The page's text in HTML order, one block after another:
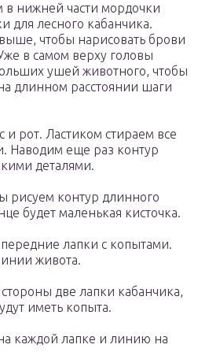
в нижней части мордочки
для лесного кабанчика.
чтобы нарисовать брови
в самом верху головы
ушей животного, чтобы
длинном расстоянии шаги
и рот. Ластиком стираем все
Наводим еще раз контур
деталями.
рисуем контур длинного
будет маленькая кисточка.
лапки с копытами.
живота.
две лапки кабанчика,
иметь копыта.
каждой лапке и линию на